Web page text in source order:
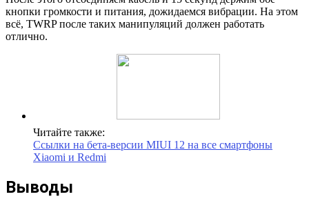
кнопки громкости и питания, дожидаемся вибрации. На этом
всё, TWRP после таких манипуляций должен работать
отлично.
Читайте также:
Ссылки на бета-версии MIUI 12 на все смартфоны
Xiaomi и Redmi
Выводы